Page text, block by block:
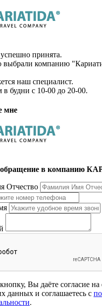
принята.
выбрали компанию
наш специалист.
будни с 10-00 до 20-00.
мне
обращение в компанию
Отчество
Вы даёте согласие на
данных и соглашаетесь с
.